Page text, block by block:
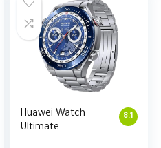
8.1
Huawei Watch
Ultimate